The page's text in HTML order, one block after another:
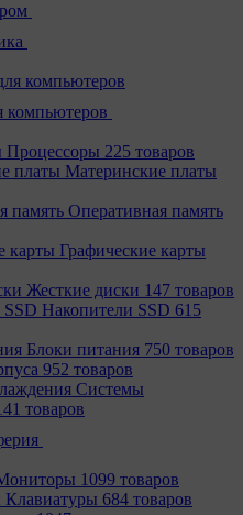
Процессоры 225 товаров
Материнcкие платы
Оперативная память
Графические карты
Жесткие диски 147 товаров
Накопители SSD 615
Блоки питания 750 товаров
952 товаров
Системы
товаров
1099 товаров
Клавиатуры 684 товаров